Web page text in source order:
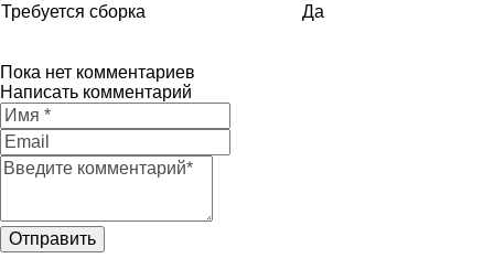
Требуется сборка
Да
Пока нет комментариев
Написать комментарий